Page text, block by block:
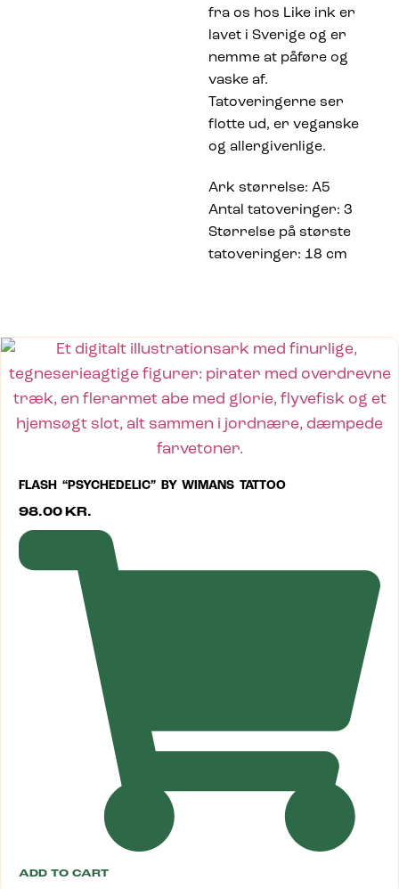
fra os hos Like ink er
lavet i Sverige og er
nemme at påføre og
vaske af.
Tatoveringerne ser
flotte ud, er veganske
og allergivenlige.
Ark størrelse: A5
Antal tatoveringer: 3
Størrelse på største
tatoveringer: 18 cm
FLASH “PSYCHEDELIC” BY WIMANS TATTOO
98.00 KR.
ADD TO CART